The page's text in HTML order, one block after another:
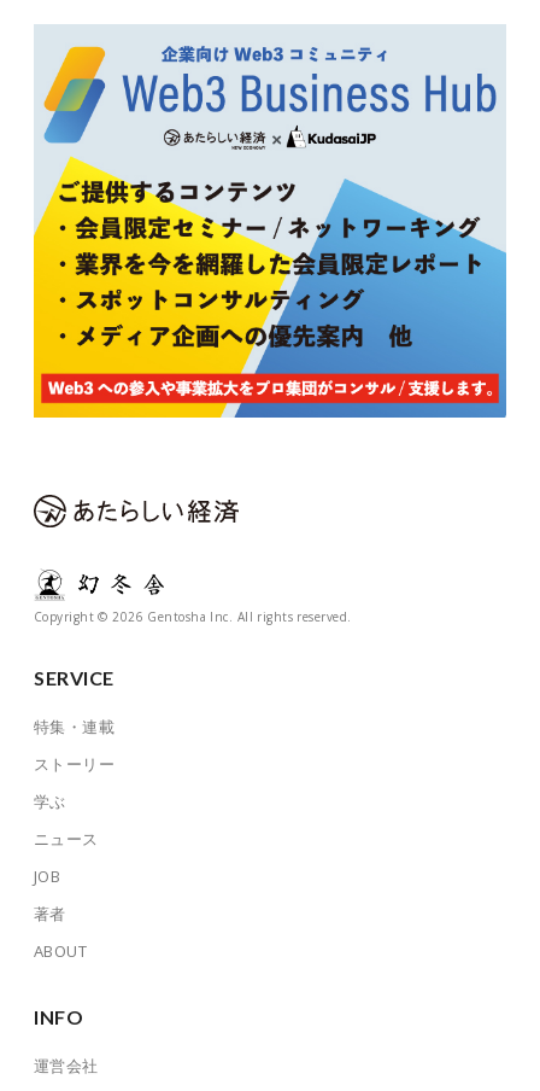
Copyright © 2026 Gentosha Inc. All rights reserved.
SERVICE
特集・連載
ストーリー
学ぶ
ニュース
JOB
著者
ABOUT
INFO
運営会社